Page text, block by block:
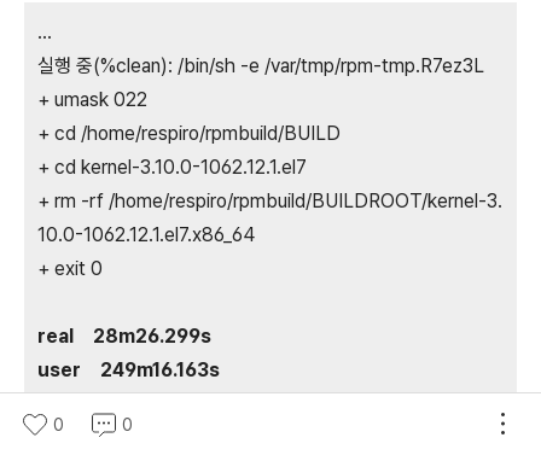
...
실행 중(%clean): /bin/sh -e /var/tmp/rpm-tmp.R7ez3L
+ umask 022
+ cd /home/respiro/rpmbuild/BUILD
+ cd kernel-3.10.0-1062.12.1.el7
+ rm -rf /home/respiro/rpmbuild/BUILDROOT/kernel-3.
10.0-1062.12.1.el7.x86_64
+ exit 0
real 28m26.299s
user 249m16.163s
0 0